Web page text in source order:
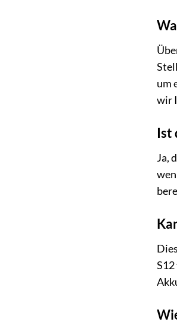
um
wir
Ist
Ja,